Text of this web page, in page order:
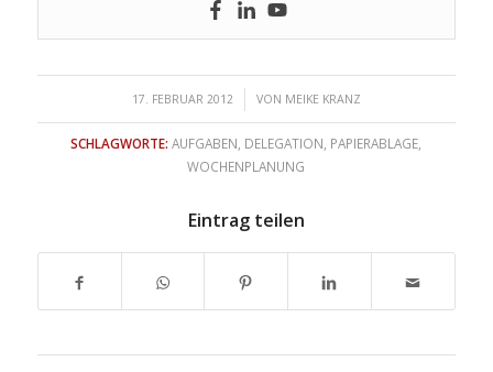
17. FEBRUAR 2012
/ VON MEIKE KRANZ
SCHLAGWORTE: AUFGABEN DELEGATION PAPIERABLAGE
WOCHENPLANUNG
Eintrag teilen